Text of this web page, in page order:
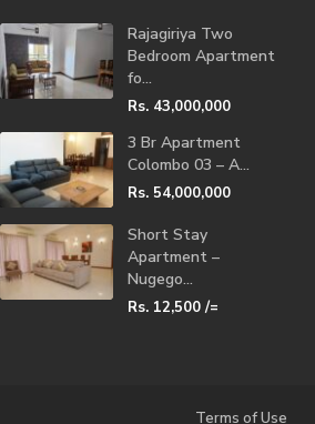
Rajagiriya Two
Bedroom Apartment
fo...
Rs. 43,000,000
3 Br Apartment
Colombo 03 – A...
Rs. 54,000,000
Short Stay
Apartment –
Nugego...
Rs. 12,500/=
Terms of Use